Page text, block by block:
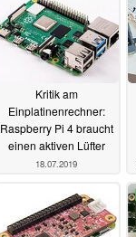
Kritik am
Einplatinenrechner:
Raspberry Pi 4 braucht
einen aktiven Lüfter
18.07.2019